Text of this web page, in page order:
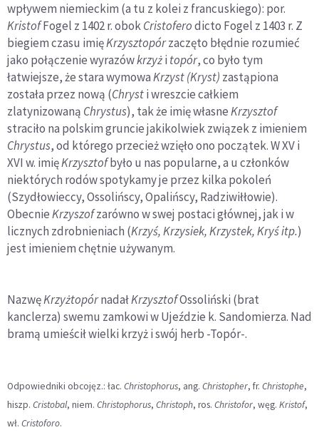
wpływem niemieckim (a tu z kolei z francuskiego): por.
KristofFogel z 1402 r. obokCristoferodicto Fogel z 1403 r. Z
biegiem czasu imięKrzysztopórzaczęto błędnie rozumieć
jako połączenie wyrazówkrzyżi topór, co było tym
łatwiejsze, że stara wymowaKrzyst (Kryst) zastąpiona
została przez nową (Chrysti wreszcie całkiem
zlatynizowaną Chrystus), tak że imię własneKrzysztof
straciło na polskim gruncie jakikolwiek związek z imieniem
Chrystus, od którego przecież wzięło ono początek. W XV i
XVI w. imięKrzysztofbyło u nas popularne, a u członków
niektórych rodów spotykamy je przez kilka pokoleń
(Szydłowieccy, Ossolińscy, Opalińscy, Radziwiłłowie).
ObecnieKrzyszofzarówno w swej postaci głównej, jak i w
licznych zdrobnieniach (Krzyś, Krzysiek, Krzystek, Kryś itp.)
jest imieniem chętnie używanym.
NazwęKrzyżtopórnadałKrzysztofOssoliński (brat
kanclerza) swemu zamkowi w Ujeździe k. Sandomierza. Nad
bramą umieścił wielki krzyż i swój herb -Topór-.
Odpowiedniki obcojęz.: łac. Christophorus, ang. Christopher, fr. Christophe,
hiszp. Cristobal, niem. Christophorus, Christoph, ros. Christofor, węg. Kristof,
wł. Cristoforo.